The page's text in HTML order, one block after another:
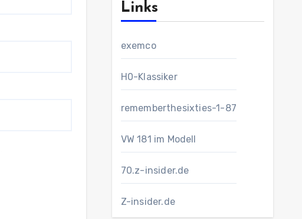
Links
exemco
H0-Klassiker
rememberthesixties-1-87
VW 181 im Modell
70.z-insider.de
Z-insider.de